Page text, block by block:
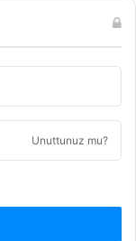
Unuttunuz mu?